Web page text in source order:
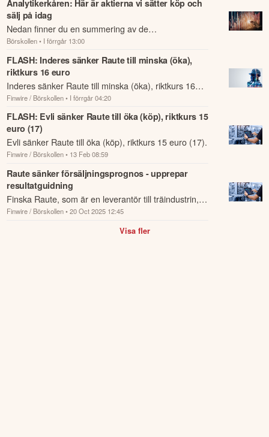
Analytikerkåren: Här är aktierna vi sätter köp och
sälj på idag
Nedan finner du en summering av de
analysrekommendationer och riktkursförändringar
som har rapporterats om idag den 7 augusti.
Börskollen • I förrgår 13:00
FLASH: Inderes sänker Raute till minska (öka),
riktkurs 16 euro
Inderes sänker Raute till minska (öka), riktkurs 16
euro.
Finwire / Börskollen • I förrgår 04:20
FLASH: Evli sänker Raute till öka (köp), riktkurs 15
euro (17)
Evli sänker Raute till öka (köp), riktkurs 15 euro (17).
Finwire / Börskollen • 13 Feb 08:59
Raute sänker försäljningsprognos - upprepar
resultatguidning
Finska Raute, som är en leverantör till träindustrin,
varnar för att nettoförsäljningen i år blir lägre än
Finwire / Börskollen • 20 Oct 2025 12:45
Visa fler